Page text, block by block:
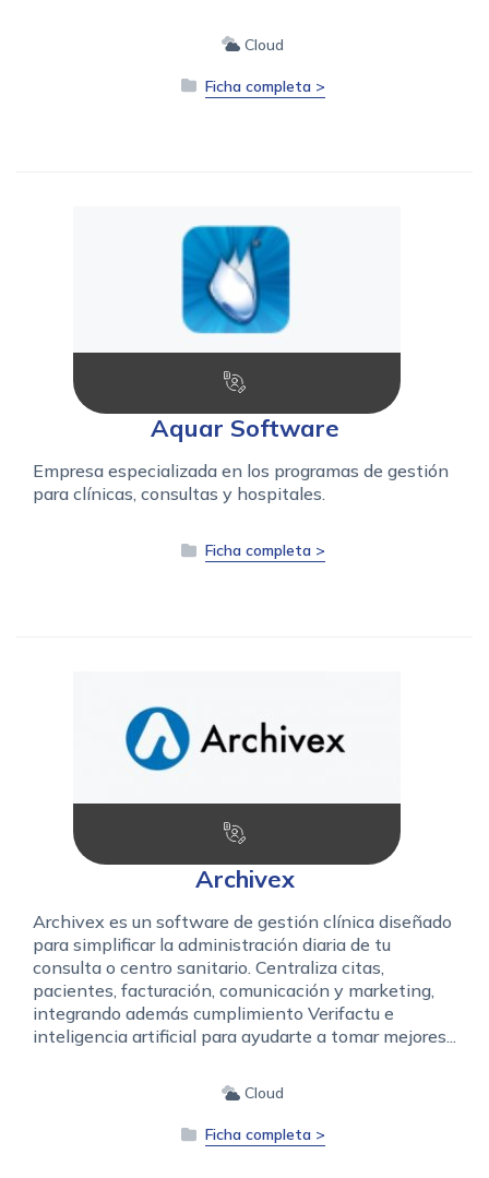
Cloud
Ficha completa >
Aquar Software
Empresa especializada en los programas de gestión
para clínicas, consultas y hospitales.
Ficha completa >
Archivex
Archivex es un software de gestión clínica diseñado
para simplificar la administración diaria de tu
consulta o centro sanitario. Centraliza citas,
pacientes, facturación, comunicación y marketing,
integrando además cumplimiento Verifactu e
inteligencia artificial para ayudarte a tomar mejores...
Cloud
Ficha completa >